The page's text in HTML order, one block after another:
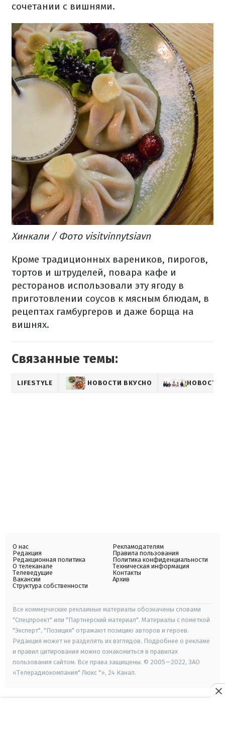
сочетании с вишнями.
Хинкали / Фото visitvinnytsiavn
Кроме традиционных вареников, пирогов,
тортов и штруделей, повара кафе и
ресторанов использовали эту ягоду в
приготовлении соусов к мясным блюдам, в
рецептах гамбургеров и даже борща на
вишнях.
Связанные темы:
LIFESTYLE НОВОСТИ ВКУСНО НОВОСТИ
О нас
Редакция
Редакционная политика
О телеканале
Телеведущие
Вакансии
Структура собственности
Рекламодателям
Правила пользования
Политика конфиденциальности
Техническая информация
Контакты
Архив
Все коммерческие рекламные материалы обозначены словами
"Спецпроект" или "Партнерский материал". Материалы с пометкой
"Эксперт", "Позиция" отражают позицию авторов и героев.
Редакция может не разделять их взглядов. Подробнее о рекламе
и правил цитирования можно ознакомиться в правилах
пользования сайтом. Все права защищены. © 2005—2022, ЗАО
«Телерадиокомпания" Люкс "», 24 Канал.